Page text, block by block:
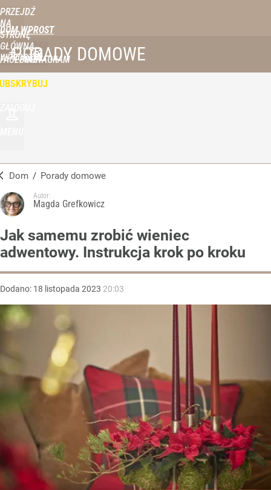
PRZEJDŹ
NA
STRONĘ
GŁÓWNĄ
WPROST.PL
DOM WPROST
FACEBOOKINSTAGRAM
PORADY DOMOWE
Dom / Porady domowe
Autor:
Magda Grefkowicz
Jak samemu zrobić wieniec
adwentowy. Instrukcja krok po kroku
Dodano: 18 listopada 2023 20:03